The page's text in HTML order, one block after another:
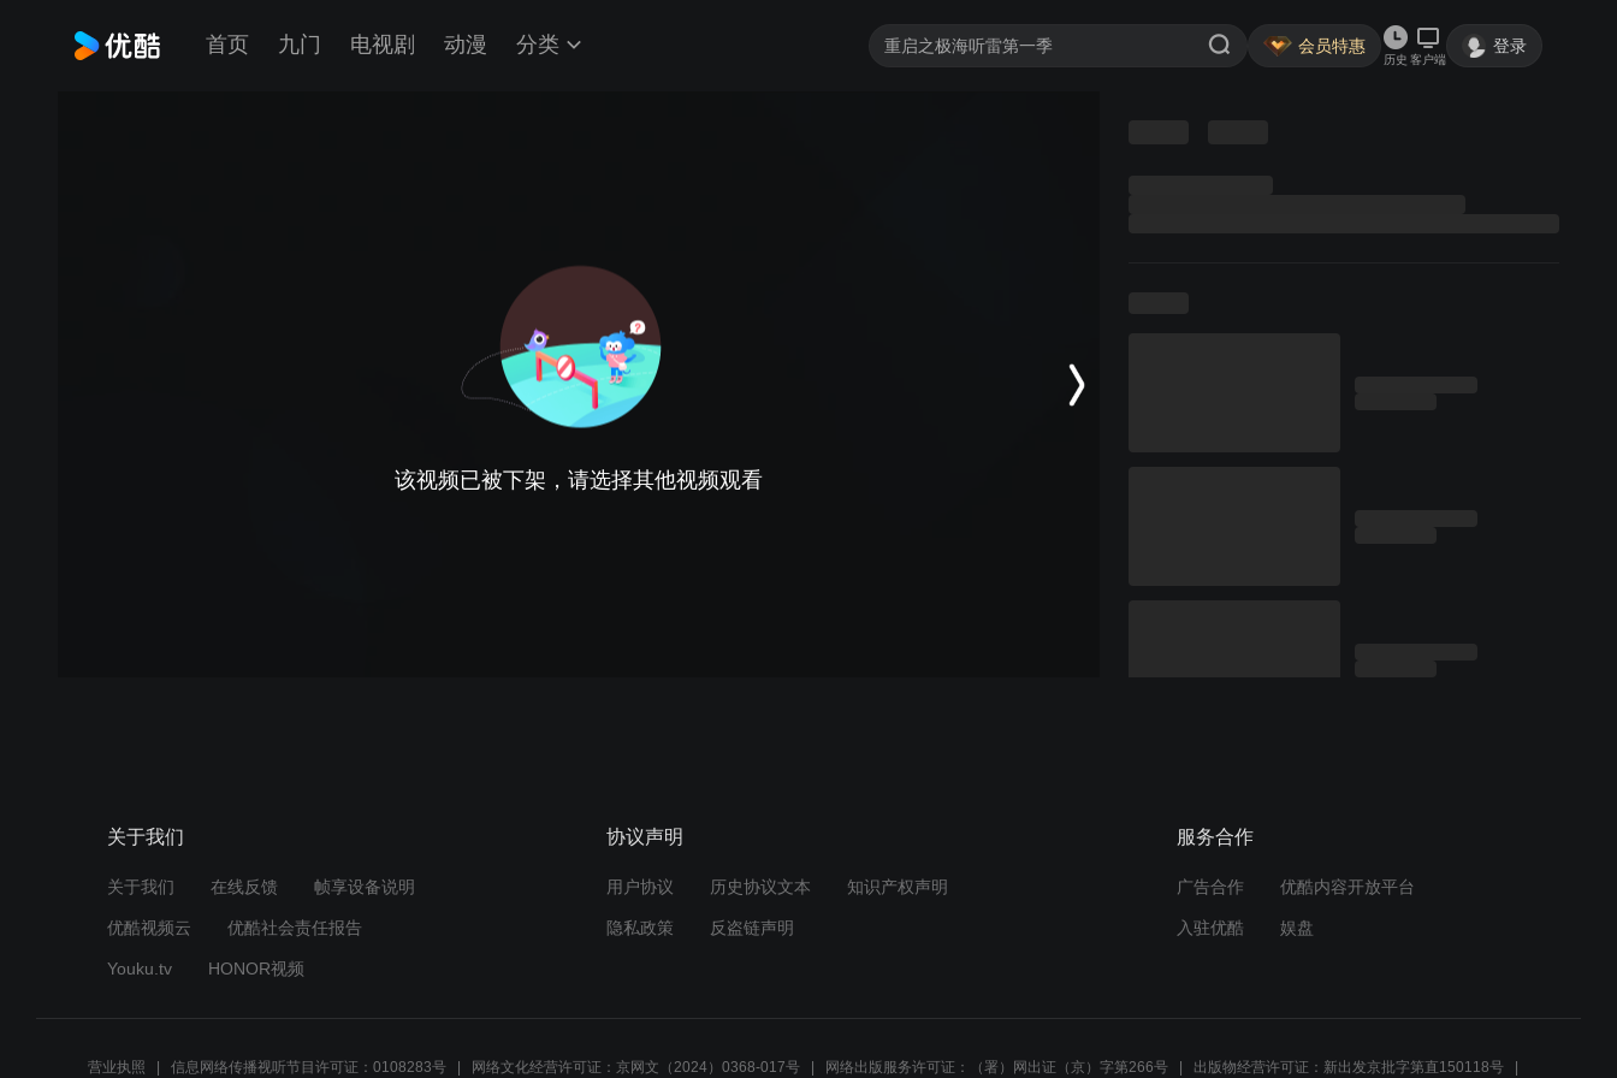
首页 九门 电视剧 动漫 分类 会员特惠
历史 客户端
登录
该视频已被下架，请选择其他视频观看
关于我们
关于我们 在线反馈 帧享设备说明
优酷视频云 优酷社会责任报告
Youku.tv HONOR视频
协议声明
用户协议 历史协议文本 知识产权声明
隐私政策 反盗链声明
服务合作
广告合作 优酷内容开放平台
入驻优酷 娱盘
营业执照 信息网络传播视听节目许可证：0108283号 网络文化经营许可证：京网文（2024）0368-017号 网络出版服务许可证：（署）网出证（京）字第266号 出版物经营许可证：新出发京批字第直150118号